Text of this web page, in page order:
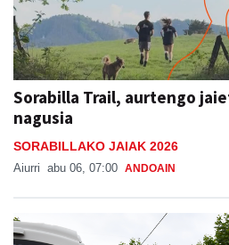
Sorabilla Trail, aurtengo
nagusia
SORABILLAKO JAIAK 2026
Aiurri abu 06, 07:00 ANDOAIN